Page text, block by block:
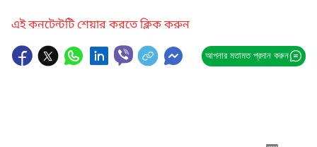
এই কনটেন্টটি শেয়ার করতে ক্লিক করুন
আপনার মতামত প্রদান করুন